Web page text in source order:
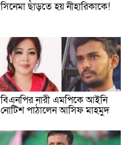
সিনেমা ছাড়তে হয় নীহারিকাকে!
বিএনপির নারী এমপিকে আইনি
নোটিশ পাঠালেন আসিফ মাহমুদ